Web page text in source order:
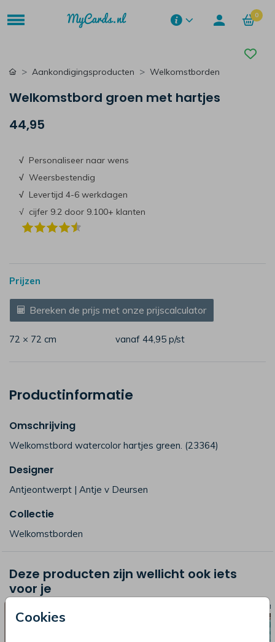
0
Cookies
Aankondigingsproducten Welkomstborden
Welkomstbord groen met hartjes
44,95
√ Personaliseer naar wens
√ Weersbestendig
√ Levertijd 4-6 werkdagen
√ cijfer 9.2 door 9.100+ klanten
Prijzen
Bereken de prijs met onze prijscalculator
72 × 72 cm vanaf 44,95 p/st
Productinformatie
Omschrijving
Welkomstbord watercolor hartjes green. (23364)
Designer
Antjeontwerpt | Antje v Deursen
Collectie
Welkomstborden
Deze producten zijn wellicht ook iets
voor je